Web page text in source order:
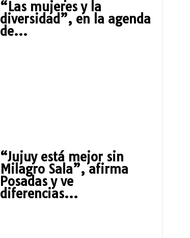
“Las mujeres y la
diversidad”, en la agenda
de...
“Jujuy está mejor sin
Milagro Sala”, afirma
Posadas y ve
diferencias...